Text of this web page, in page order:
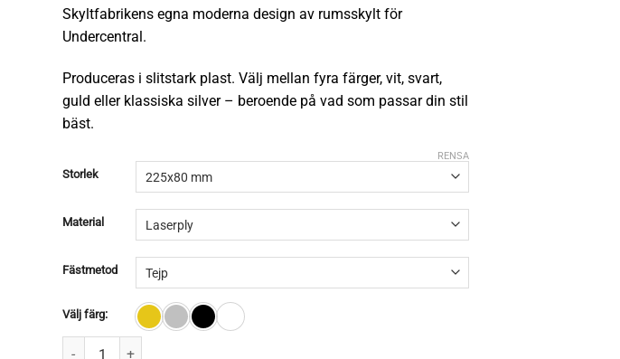
Skyltfabrikens egna moderna design av rumsskylt för
Undercentral.
Produceras i slitstark plast. Välj mellan fyra färger, vit, svart,
guld eller klassiska silver – beroende på vad som passar din stil
bäst.
Storlek
Material
Fästmetod
Välj färg:
RENSA